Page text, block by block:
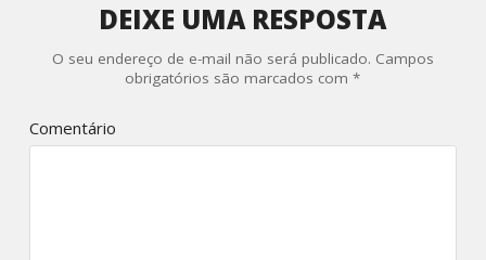
DEIXE UMA RESPOSTA
O seu endereço de e-mail não será publicado. Campos
obrigatórios são marcados com*
Comentário